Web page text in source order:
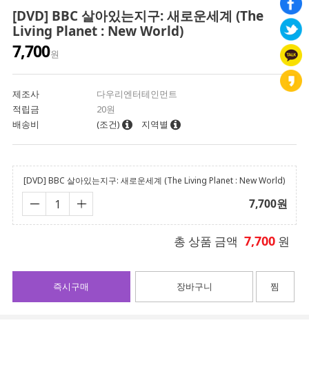
[DVD] BBC 살아있는지구: 새로운세계 (The
Living Planet : New World)
7,700원
제조사
다우리엔터테인먼트
적립금
20원
배송비
(조건) 지역별
[DVD] BBC 살아있는지구: 새로운세계 (The Living Planet : New World)
7,700원
총 상품 금액 7,700 원
장바구니
즉시구매 찜